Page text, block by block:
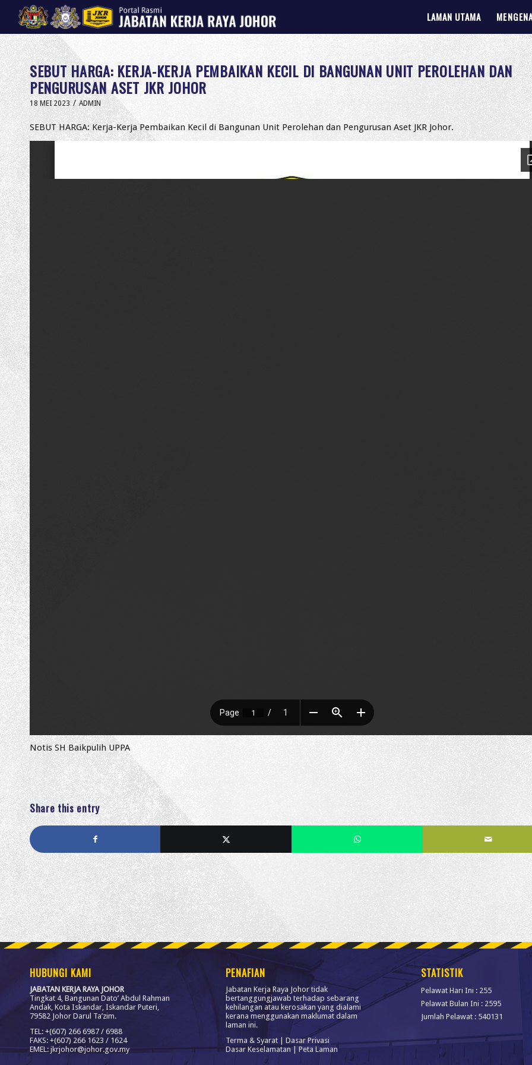
LAMAN UTAMA
SEBUT HARGA: KERJA-KERJA PEMBAIKAN KECIL DI BANGUNAN UNIT PEROLEHAN DAN
PENGURUSAN ASET JKR JOHOR
18 MEI 2023 / ADMIN
SEBUT HARGA: Kerja-Kerja Pembaikan Kecil di Bangunan Unit Perolehan dan Pengurusan Aset JKR Johor.
Notis SH Baikpulih UPPA
Share this entry
HUBUNGI KAMI
JABATAN KERJA RAYA JOHOR
Tingkat 4, Bangunan Dato’ Abdul Rahman
Andak, Kota Iskandar, Iskandar Puteri,
79582 Johor Darul Ta’zim.
TEL: +(607) 266 6987 / 6988
FAKS: +(607) 266 1623 / 1624
EMEL: jkrjohor@johor.gov.my
PENAFIAN
Jabatan Kerja Raya Johor tidak
bertanggungjawab terhadap sebarang
kehilangan atau kerosakan yang dialami
kerana menggunakan maklumat dalam
laman ini.
Terma & Syarat| Dasar Privasi
Dasar Keselamatan| Peta Laman
STATISTIK
Pelawat Hari Ini : 255
Pelawat Bulan Ini : 2595
Jumlah Pelawat : 540131